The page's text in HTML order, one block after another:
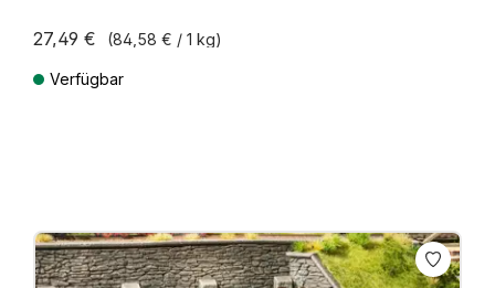
27,49 € (84,58 € / 1 kg)
Verfügbar